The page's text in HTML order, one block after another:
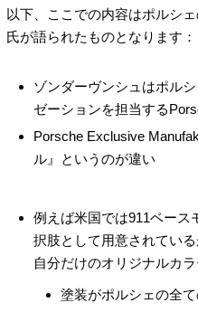
以下、ここでの内容はポルシ
氏が語られたものとなります：
ゾンダーヴンシュはポル
ゼーションを担当する
Porsche Exclusive
ル』というのが違い
例えば米国では911ベース
択肢として用意されてい
自分だけのオリジナルカ
塗装がポルシェの全